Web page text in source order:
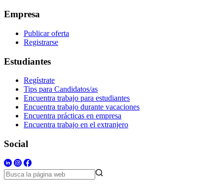
Empresa
Publicar oferta
Registrarse
Estudiantes
Regístrate
Tips para Candidatos/as
Encuentra trabajo para estudiantes
Encuentra trabajo durante vacaciones
Encuentra prácticas en empresa
Encuentra trabajo en el extranjero
Social